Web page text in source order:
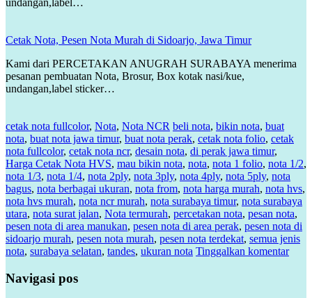
undangan,label…
Cetak Nota, Pesen Nota Murah di Sidoarjo, Jawa Timur
Kami dari PERCETAKAN ANUGRAH SURABAYA menerima
pesanan pembuatan Nota, Brosur, Box kotak nasi/kue,
undangan,label sticker…
cetak nota fullcolor, Nota, Nota NCR beli nota, bikin nota, buat
nota, buat nota jawa timur, buat nota perak, cetak nota folio, cetak
nota fullcolor, cetak nota ncr, desain nota, di perak jawa timur,
Harga Cetak Nota HVS, mau bikin nota, nota, nota 1 folio, nota 1/2,
nota 1/3, nota 1/4, nota 2ply, nota 3ply, nota 4ply, nota 5ply, nota
bagus, nota berbagai ukuran, nota from, nota harga murah, nota hvs,
nota hvs murah, nota ncr murah, nota surabaya timur, nota surabaya
utara, nota surat jalan, Nota termurah, percetakan nota, pesan nota,
pesen nota di area manukan, pesen nota di area perak, pesen nota di
sidoarjo murah, pesen nota murah, pesen nota terdekat, semua jenis
nota, surabaya selatan, tandes, ukuran nota Tinggalkan komentar
Navigasi pos